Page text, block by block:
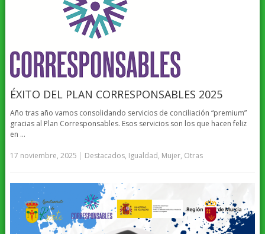
ÉXITO DEL PLAN CORRESPONSABLES 2025
Año tras año vamos consolidando servicios de conciliación “premium”
gracias al Plan Corresponsables. Esos servicios son los que hacen feliz
en …
17 noviembre, 2025 | Destacados, Igualdad, Mujer, Otras